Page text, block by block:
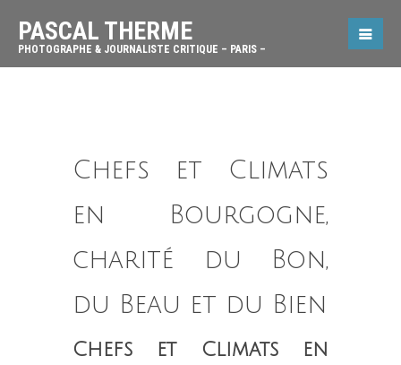
PASCAL THERME
PHOTOGRAPHE & JOURNALISTE CRITIQUE – PARIS –
Chefs et Climats
en Bourgogne,
charité du Bon,
du Beau et du Bien
Chefs et Climats
en